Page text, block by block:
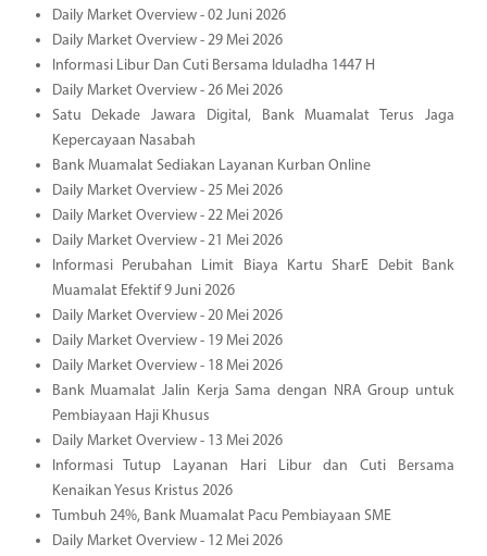
Daily Market Overview - 02 Juni 2026
Daily Market Overview - 29 Mei 2026
Informasi Libur Dan Cuti Bersama Iduladha 1447 H
Daily Market Overview - 26 Mei 2026
Satu Dekade Jawara Digital, Bank Muamalat Terus Jaga
Kepercayaan Nasabah
Bank Muamalat Sediakan Layanan Kurban Online
Daily Market Overview - 25 Mei 2026
Daily Market Overview - 22 Mei 2026
Daily Market Overview - 21 Mei 2026
Informasi Perubahan Limit Biaya Kartu SharE Debit Bank
Muamalat Efektif 9 Juni 2026
Daily Market Overview - 20 Mei 2026
Daily Market Overview - 19 Mei 2026
Daily Market Overview - 18 Mei 2026
Bank Muamalat Jalin Kerja Sama dengan NRA Group untuk
Pembiayaan Haji Khusus
Daily Market Overview - 13 Mei 2026
Informasi Tutup Layanan Hari Libur dan Cuti Bersama
Kenaikan Yesus Kristus 2026
Tumbuh 24%, Bank Muamalat Pacu Pembiayaan SME
Daily Market Overview - 12 Mei 2026